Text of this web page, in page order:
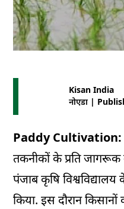
Kisan India
नोएडा |
Paddy Cultivation:
तकनीकों के प्रति
पंजाब कृषि
किया. इस दौरान